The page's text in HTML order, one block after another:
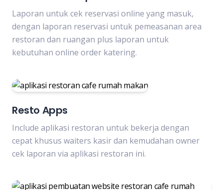
Laporan untuk cek reservasi online yang masuk,
dengan laporan reservasi untuk pemeasanan area
restoran dan ruangan plus laporan untuk
kebutuhan online order katering.
Resto Apps
Include aplikasi restoran untuk bekerja dengan
cepat khusus waiters kasir dan kemudahan owner
cek laporan via aplikasi restoran ini.